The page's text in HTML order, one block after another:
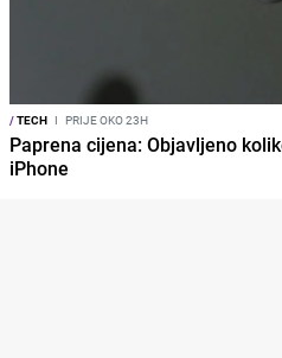
/TECH I PRIJE OKO 23H
Paprena cijena: Objavljeno
iPhone